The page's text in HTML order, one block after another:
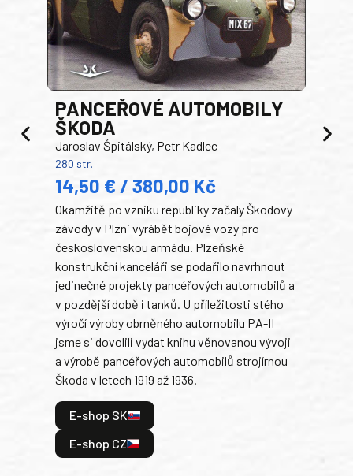
PANCEŘOVÉ AUTOMOBILY
ŠKODA
Jaroslav Špitálský, Petr Kadlec
280 str.
14,50 € / 380,00 Kč
Okamžitě po vzniku republiky začaly Škodovy
závody v Plzni vyrábět bojové vozy pro
československou armádu. Plzeňské
konstrukční kanceláři se podařilo navrhnout
jedinečné projekty pancéřových automobilů a
v pozdější době i tanků. U příležitosti stého
výročí výroby obrněného automobilu PA-II
jsme si dovolili vydat knihu věnovanou vývoji
a výrobě pancéřových automobilů strojírnou
Škoda v letech 1919 až 1936.
E-shop SK
E-shop CZ